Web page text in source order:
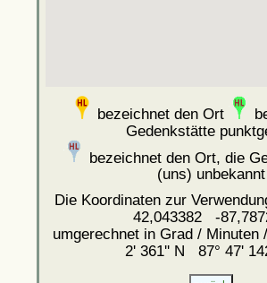
bezeichnet den Ort
Gedenkstätte
bezeichnet den Ort, die
(uns) unbekannt
Die Koordinaten zur
42,043382 -
umgerechnet in Grad / Minuten
2' 361'' N 87° 47'